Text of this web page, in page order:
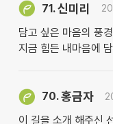
71.신미리
담고 싶은 마음의 풍
지금 힘든 내마음에
70.홍금자
이 길을 소개 해주신